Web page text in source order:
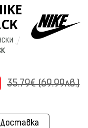
35.79€ (69.99лв.)
Доставка